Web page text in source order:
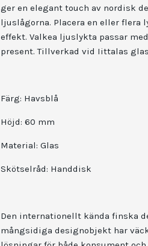
ger en elegant touch av nordisk
ljuslågorna. Placera en eller
effekt. Valkea ljuslykta passar
present. Tillverkad vid Iittalas
Färg: Havsblå
Höjd: 60 mm
Material: Glas
Skötselråd: Handdisk
Den internationellt kända finska
mångsidiga designobjekt har